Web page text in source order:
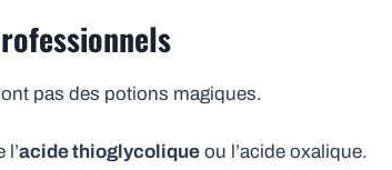
pas des potions magiques.
acide thioglycolique ou l’acide oxalique.